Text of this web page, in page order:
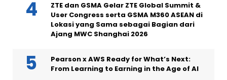
ZTE dan GSMA Gelar ZTE Global Summit &
User Congress serta GSMA M360 ASEAN di
Lokasi yang Sama sebagai Bagian dari
Ajang MWC Shanghai 2026
Pearson x AWS Ready for What’s Next:
From Learning to Earning in the Age of AI